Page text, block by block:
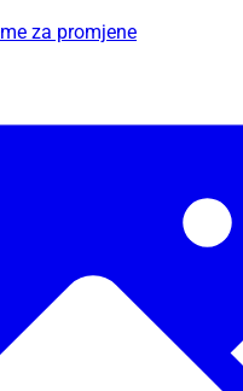
za promjene